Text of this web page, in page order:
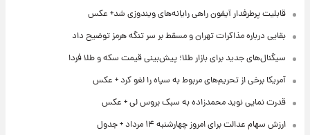
قابلیت پرطرفدار آیفون راهی رایانه‌های ویندوزی شد+ عکس
بقایی درباره مذاکرات تهران و مسقط بر سر تنگه هرمز توضیح داد
سیگنال‌های جدید برای بازار طلا؛ پیش‌بینی قیمت سکه و طلا فردا
آمریکا برخی از تحریم‌های مربوط به سپاه را لغو کرد + عکس
قدرت نمایی نوید محمدزاده به سبک بروس لی + عکس
ارزش سهام عدالت برای امروز چهارشنبه ۱۴ مرداد + جدول